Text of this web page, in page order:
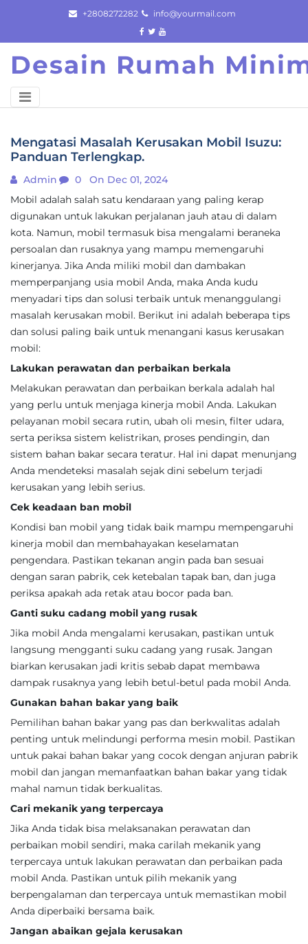
content
+2808272282 info@yourmail.com
Desain Rumah
Mengatasi Masalah Kerusakan Mobil Isuzu:
Panduan Terlengkap.
Admin 0
On Dec 01, 2024
Mobil adalah salah satu kendaraan yang paling kerap
digunakan untuk lakukan perjalanan jauh atau di dalam
kota. Namun, mobil termasuk bisa mengalami beraneka
persoalan dan rusaknya yang mampu memengaruhi
kinerjanya. Jika Anda miliki mobil dan dambakan
memperpanjang usia mobil Anda, maka Anda kudu
menyadari tips dan solusi terbaik untuk menanggulangi
masalah kerusakan mobil. Berikut ini adalah beberapa tips
dan solusi paling baik untuk menangani kasus kerusakan
mobil:
Lakukan perawatan dan perbaikan berkala
Melakukan perawatan dan perbaikan berkala adalah hal
yang perlu untuk menjaga kinerja mobil Anda. Lakukan
pelayanan mobil secara rutin, ubah oli mesin, filter udara,
serta periksa sistem kelistrikan, proses pendingin, dan
sistem bahan bakar secara teratur. Hal ini dapat menunjang
Anda mendeteksi masalah sejak dini sebelum terjadi
kerusakan yang lebih serius.
Cek keadaan ban mobil
Kondisi ban mobil yang tidak baik mampu mempengaruhi
kinerja mobil dan membahayakan keselamatan
pengendara. Pastikan tekanan angin pada ban sesuai
dengan saran pabrik, cek ketebalan tapak ban, dan juga
periksa apakah ada retak atau bocor pada ban.
Ganti suku cadang mobil yang rusak
Jika mobil Anda mengalami kerusakan, pastikan untuk
langsung mengganti suku cadang yang rusak. Jangan
biarkan kerusakan jadi kritis sebab dapat membawa
dampak rusaknya yang lebih betul-betul pada mobil Anda.
Gunakan bahan bakar yang baik
Pemilihan bahan bakar yang pas dan berkwalitas adalah
penting untuk melindungi performa mesin mobil. Pastikan
untuk pakai bahan bakar yang cocok dengan anjuran pabrik
mobil dan jangan memanfaatkan bahan bakar yang tidak
mahal namun tidak berkualitas.
Cari mekanik yang terpercaya
Jika Anda tidak bisa melaksanakan perawatan dan
perbaikan mobil sendiri, maka carilah mekanik yang
terpercaya untuk lakukan perawatan dan perbaikan pada
mobil Anda. Pastikan untuk pilih mekanik yang
berpengalaman dan terpercaya untuk memastikan mobil
Anda diperbaiki bersama baik.
Jangan abaikan gejala kerusakan